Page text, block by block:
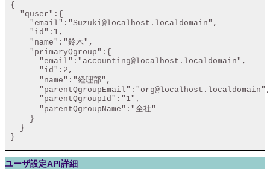
{
   "quser":{
     "email":"Suzuki@localhost.localdomain",
     "id":1,
     "name":"鈴木",
     "primaryQgroup":{
       "email":"accounting@localhost.localdomain",
       "id":2,
       "name":"経理部",
       "parentQgroupEmail":"org@localhost.localdomain",
       "parentQgroupId":"1",
       "parentQgroupName":"全社"
     }
   }
}
ユーザ設定API詳細